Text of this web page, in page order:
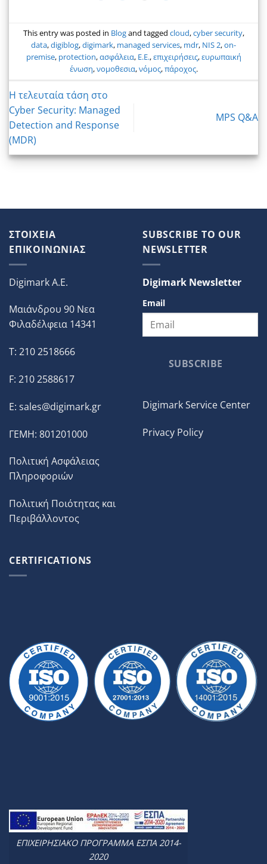
This entry was posted in Blogand tagged cloud,cyber security,
data,digiblog,digimark, managed services, mdr, NIS 2,on-
premise, protection,ασφάλεια, Ε.Ε.,επιχειρήσεις,ευρωπαική
ένωση,νομοθεσια,νόμος,πάροχος.
Η τελευταία τάση στο
Cyber Security: Managed
Detection and Response
(MDR)
MPS Q&A
ΣΤΟΙΧΕΙΑ
ΕΠΙΚΟΙΝΩΝΙΑΣ
Digimark A.E.
Μαιάνδρου 90 Νεα
Φιλαδέλφεια 14341
T: 210 2518666
F: 210 2588617
E: sales@digimark.gr
ΓΕΜΗ: 801201000
Πολιτική Ασφάλειας
Πληροφοριών
Πολιτική Ποιότητας και
Περιβάλλοντος
SUBSCRIBE TO OUR
NEWSLETTER
Digimark Newsletter
Email
SUBSCRIBE
Digimark Service Center
Privacy Policy
CERTIFICATIONS
ΕΠΙΧΕΙΡΗΣΙΑΚΟ ΠΡΟΓΡΑΜΜΑ ΕΣΠΑ 2014-
2020